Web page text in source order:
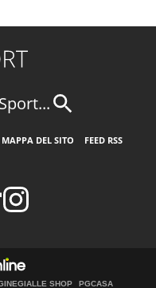
MAPPA DEL SITO
FEED RSS
SHOP PGCASA